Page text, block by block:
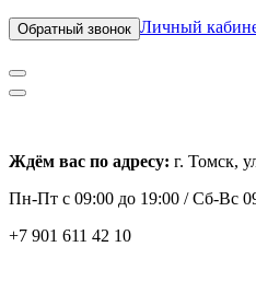
Обратный звонок Личный
Ждём вас по адресу: г. Томск,
Пн-Пт с 09:00 до 19:00 /Сб-Вс
+7 901 611 42 10